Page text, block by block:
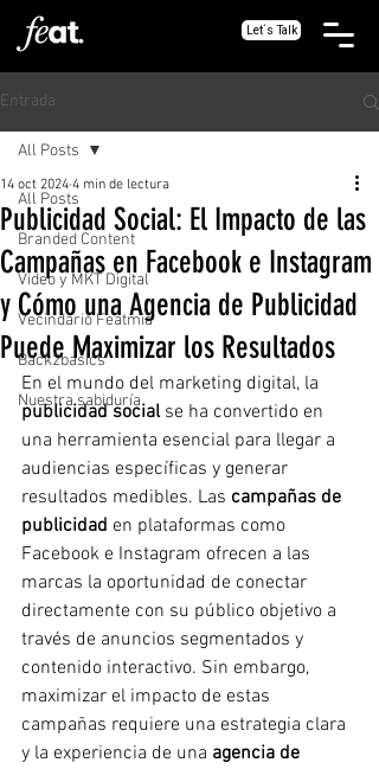
Let´s Talk
Entrada
All Posts
Branded Content
Video y MKT Digital
Vecindario Featmia
Back2basics
Nuestra sabiduría
All Posts
Publicidad Social: El Impacto de las
Campañas en Facebook e Instagram
y Cómo una Agencia de Publicidad
Puede Maximizar los Resultados
14 oct 2024 4 min de lectura
En el mundo del marketing digital, la
publicidad social se ha convertido en
una herramienta esencial para llegar a
audiencias específicas y generar
resultados medibles. Las campañas de
publicidad en plataformas como
Facebook e Instagram ofrecen a las
marcas la oportunidad de conectar
directamente con su público objetivo a
través de anuncios segmentados y
contenido interactivo. Sin embargo,
maximizar el impacto de estas
campañas requiere una estrategia clara
y la experiencia de una agencia de